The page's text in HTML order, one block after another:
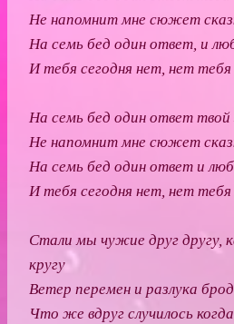
Не напомнит мне сюжет
На семь бед один ответ, и
И тебя сегодня нет, нет
На семь бед один ответ твой
Не напомнит мне сюжет
На семь бед один ответ и
И тебя сегодня нет, нет
Стали мы чужие друг другу,
кругу
Ветер перемен и разлука
Что же вдруг случилось